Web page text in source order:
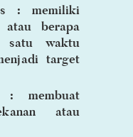
: memiliki
berapa
satu waktu
target
: membuat
atau